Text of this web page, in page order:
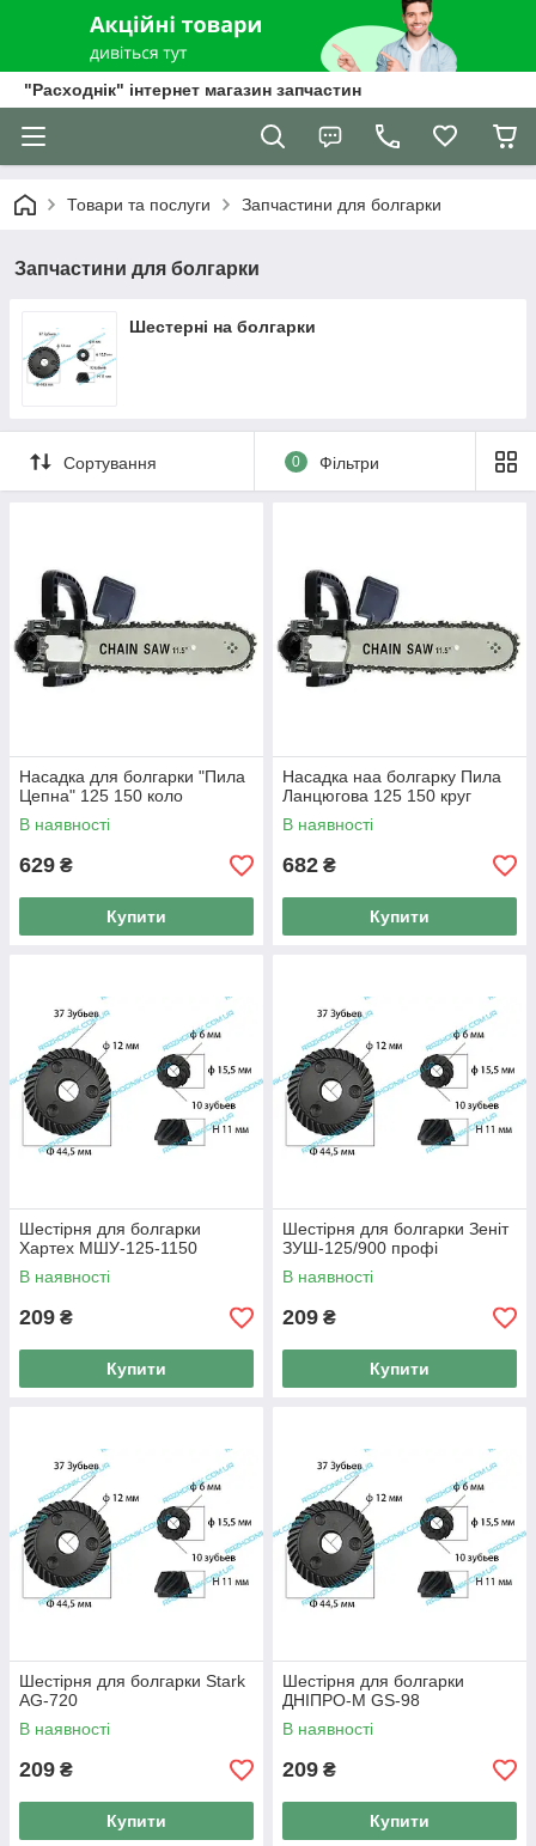
"Расходнік" інтернет магазин запчастин
Товари та послуги Запчастини для болгарки
Запчастини для болгарки
Шестерні на болгарки
Сортування 0 Фільтри
Насадка для болгарки "Пила
Цепна" 125 150 коло
В наявності
629 ₴
Купити
Насадка наа болгарку Пила
Ланцюгова 125 150 круг
В наявності
682 ₴
Купити
Шестірня для болгарки
Хартех МШУ-125-1150
В наявності
209 ₴
Купити
Шестірня для болгарки Зеніт
ЗУШ-125/900 профі
В наявності
209 ₴
Купити
Шестірня для болгарки Stark
AG-720
В наявності
209 ₴
Купити
Шестірня для болгарки
ДНІПРО-М GS-98
В наявності
209 ₴
Купити